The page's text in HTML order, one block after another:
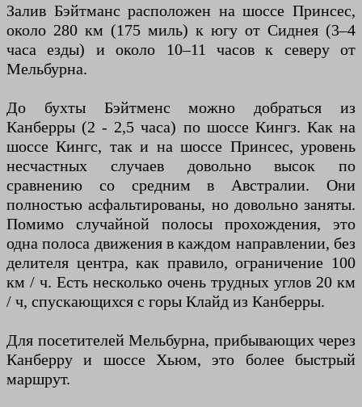
Залив Бэйтманс расположен на шоссе Принсес,
около 280 км (175 миль) к югу от Сиднея (3–4
часа езды) и около 10–11 часов к северу от
Мельбурна.
До бухты Бэйтменс можно добраться из
Канберры (2 - 2,5 часа) по шоссе Кингз. Как на
шоссе Кингс, так и на шоссе Принсес, уровень
несчастных случаев довольно высок по
сравнению со средним в Австралии. Они
полностью асфальтированы, но довольно заняты.
Помимо случайной полосы прохождения, это
одна полоса движения в каждом направлении, без
делителя центра, как правило, ограничение 100
км / ч. Есть несколько очень трудных углов 20 км
/ ч, спускающихся с горы Клайд из Канберры.
Для посетителей Мельбурна, прибывающих через
Канберру и шоссе Хьюм, это более быстрый
маршрут.